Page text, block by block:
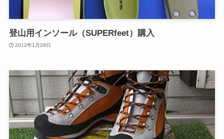
登山用インソール（SUPERfeet）購入
2012年1月29日